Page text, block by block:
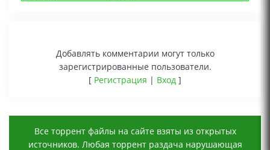
Добавлять комментарии могут только
зарегистрированные пользователи.
[ Регистрация | Вход ]
Все торрент файлы на сайте взяты из открытых
источников. Любая торрент раздача нарушающая